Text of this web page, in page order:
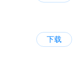
下载